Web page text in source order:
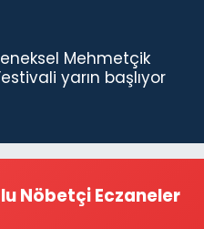
Mehmetçik
yarın başlıyor
Nöbetçi Eczaneler